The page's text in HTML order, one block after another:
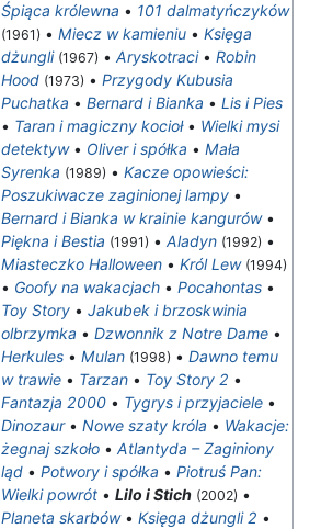
Śpiąca królewna • 101 dalmatyńczyków
(1961) • Miecz w kamieniu • Księga
dżungli (1967) • Aryskotraci• Robin
Hood (1973) • Przygody Kubusia
Puchatka • Bernard i Bianka • Lis i Pies
• Taran i magiczny kocioł• Wielki mysi
detektyw• Oliver i spółka • Mała
Syrenka (1989) • Kacze opowieści:
Poszukiwacze zaginionej lampy •
Bernard i Bianka w krainie kangurów•
Piękna i Bestia (1991) • Aladyn (1992) •
Miasteczko Halloween • Król Lew (1994)
• Goofy na wakacjach • Pocahontas •
Toy Story • Jakubek i brzoskwinia
olbrzymka • Dzwonnik z Notre Dame •
Herkules • Mulan (1998) • Dawno temu
w trawie • Tarzan • Toy Story 2 •
Fantazja 2000 • Tygrys i przyjaciele •
Dinozaur• Nowe szaty króla • Wakacje:
żegnaj szkoło • Atlantyda – Zaginiony
ląd • Potwory i spółka • Piotruś Pan:
Wielki powrót • Lilo i Stich (2002) •
Planeta skarbów• Księga dżungli 2 •